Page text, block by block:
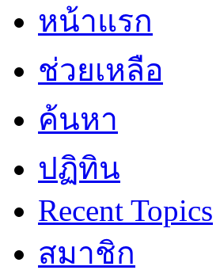
หน้าแรก
ช่วยเหลือ
ค้นหา
ปฏิทิน
Recent Topics
สมาชิก